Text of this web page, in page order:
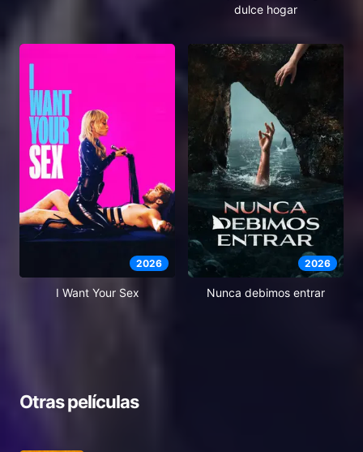
dulce hogar
2026
I Want Your Sex
2026
Nunca debimos entrar
Otras películas